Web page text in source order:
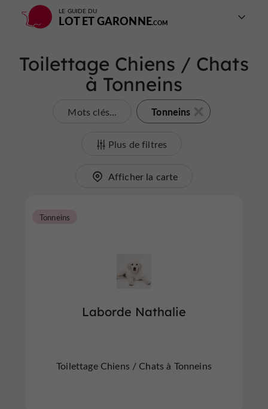
LE GUIDE DU
LOT ET GARONNE
Toilettage Chiens / Chats
à Tonneins
Mots clés... Tonneins
Plus de filtres
Afficher la carte
Laborde Nathalie
Tonneins
Toilettage Chiens / Chats à Tonneins